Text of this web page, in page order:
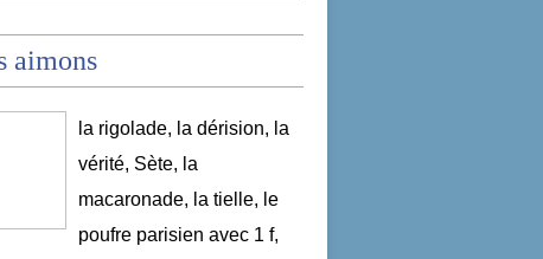
aimons
la rigolade, la dérision, la
vérité, Sète, la
macaronade, la tielle, le
poufre parisien avec 1 f,